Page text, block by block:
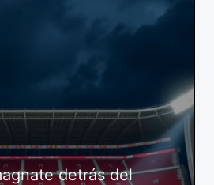
detrás del